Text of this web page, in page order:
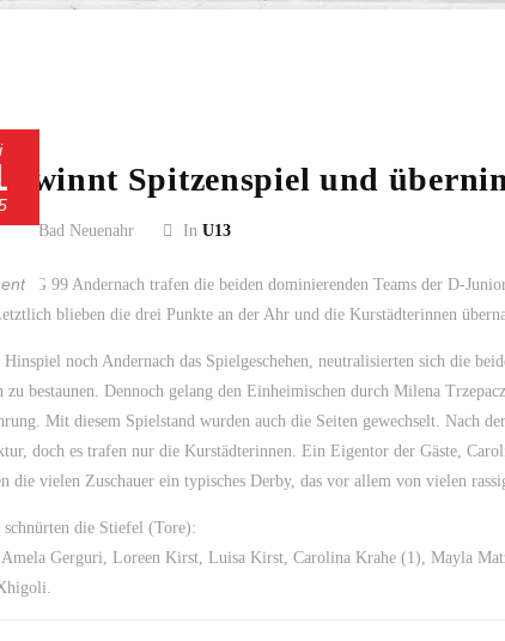
Spitzenspiel und
13 Bad Neuenahr In U13
SG 99 Andernach trafen die beiden dominierenden Teams der D-
blieben die drei Punkte an der Ahr und die Kurstädterinnen
noch Andernach das Spielgeschehen, neutralisierten sich die
zu bestaunen. Dennoch gelang den Einheimischen durch Milena
Mit diesem Spielstand wurden auch die Seiten gewechselt. Nach
doch es trafen nur die Kurstädterinnen. Ein Eigentor der Gäste,
die vielen Zuschauer ein typisches Derby, das vor allem von vielen
schnürten die Stiefel (Tore):
Gerguri, Loreen Kirst, Luisa Kirst, Carolina Krahe (1), Mayla